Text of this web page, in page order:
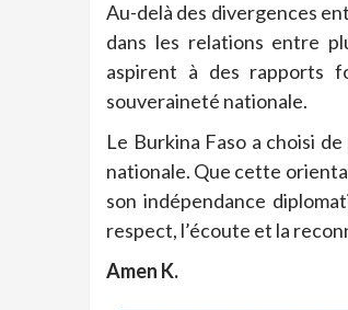
Au-delà des divergences
dans les relations entre
aspirent à des rapports
souveraineté nationale.
Le Burkina Faso a choisi
nationale. Que cette
son indépendance
respect, l’écoute et la
Amen K.